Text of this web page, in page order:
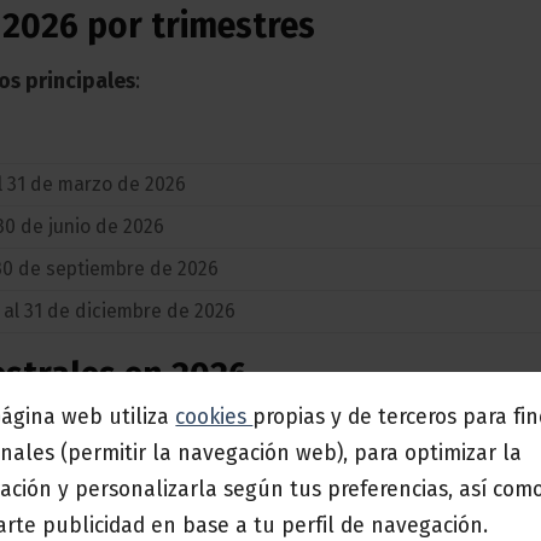
por trimestres
principales:
31 de marzo de 2026
de junio de 2026
de septiembre de 2026
31 de diciembre de 2026
en 2026
realiza de forma trimestral en los siguientes
DE PRESENTACIÓN
20 de abril de 2026
web utiliza cookies propias y de terceros para
(permitir la navegación web), para optimizar la
y personalizarla según tus preferencias, así
publicidad en base a tu perfil de navegación.